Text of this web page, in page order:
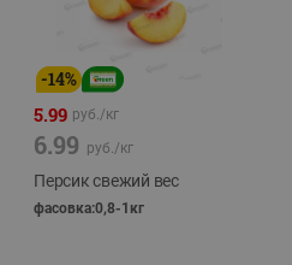
-14%
5.99 руб./кг
6.99 руб./кг
Персик свежий вес
фасовка:0,8-1кг